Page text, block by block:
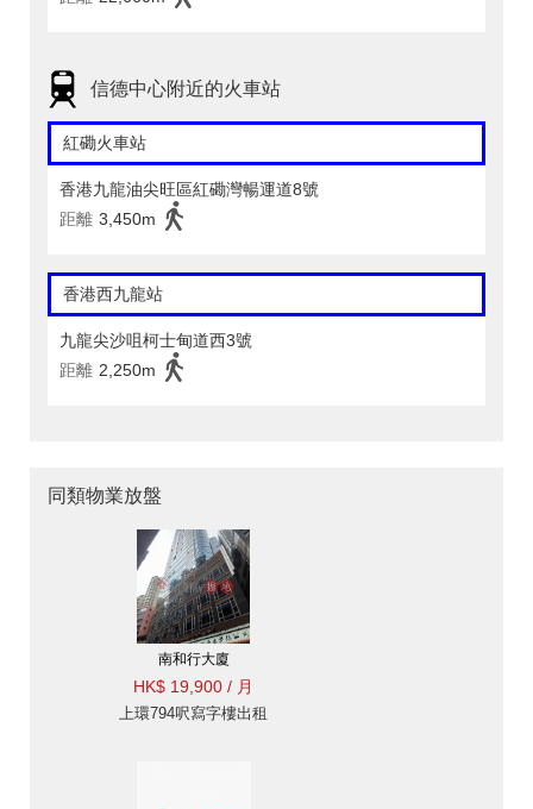
信德中心附近的火車站
紅磡火車站
香港九龍油尖旺區紅磡灣暢運道8號
距離 3,450m
香港西九龍站
九龍尖沙咀柯士甸道西3號
距離 2,250m
同類物業放盤
南和行大廈
HK$ 19,900 / 月
上環794呎寫字樓出租